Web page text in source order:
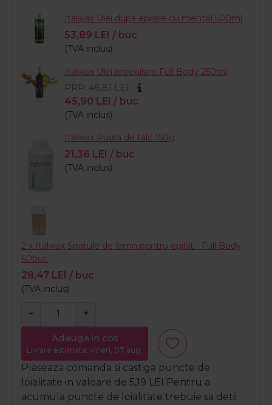
Italwax Ulei dupa epilare cu mentol 500ml
53,89 LEI / buc
(TVA inclus)
Italwax Ulei preepilare Full Body 250ml
PRP: 48,81 LEI
45,90 LEI / buc
(TVA inclus)
Italwax Pudra de talc 150g
21,36 LEI / buc
(TVA inclus)
2 x Italwax Spatule de lemn pentru epilat - Full Body
60buc
28,47 LEI / buc
(TVA inclus)
− +
Adauga in cos
Livrare estimata: vineri, 07 aug.
Plaseaza comanda si castiga puncte de
loialitate in valoare de 5,19 LEI
Pentru a
acumula puncte de loialitate trebuie sa detii